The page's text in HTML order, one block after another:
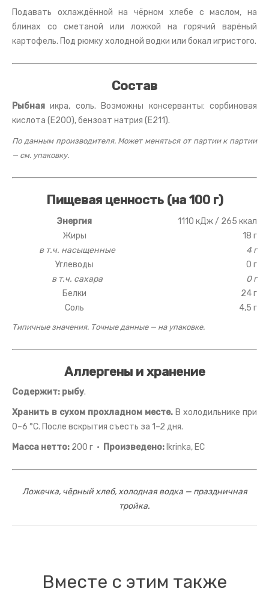
Подавать охлаждённой на чёрном хлебе с маслом, на
блинах со сметаной или ложкой на горячий варёный
картофель. Под рюмку холодной водки или бокал игристого.
Состав
Рыбная икра, соль. Возможны консерванты: сорбиновая
кислота (E200), бензоат натрия (E211).
По данным производителя. Может меняться от партии к партии
— см. упаковку.
Пищевая ценность (на 100 г)
Энергия
1110 кДж / 265 ккал
Жиры
18 г
в т.ч. насыщенные
4 г
Углеводы
0 г
в т.ч. сахара
0 г
Белки
24 г
Соль
4,5 г
Типичные значения. Точные данные — на упаковке.
Аллергены и хранение
Содержит: рыбу.
Хранить в сухом прохладном месте. В холодильнике при
0–6 °C. После вскрытия съесть за 1–2 дня.
Масса нетто: 200 г · Произведено: Ikrinka, ЕС
Ложечка, чёрный хлеб, холодная водка — праздничная
тройка.
Вместе с этим также